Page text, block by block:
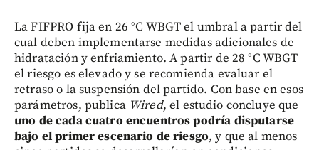
La FIFPRO fija en 26 °C WBGT el umbral a partir del
cual deben implementarse medidas adicionales de
hidratación y enfriamiento. A partir de 28 °C WBGT
el riesgo es elevado y se recomienda evaluar el
retraso o la suspensión del partido. Con base en esos
parámetros, publica Wired, el estudio concluye que
uno de cada cuatro encuentros podría disputarse
bajo el primer escenario de riesgo, y que al menos